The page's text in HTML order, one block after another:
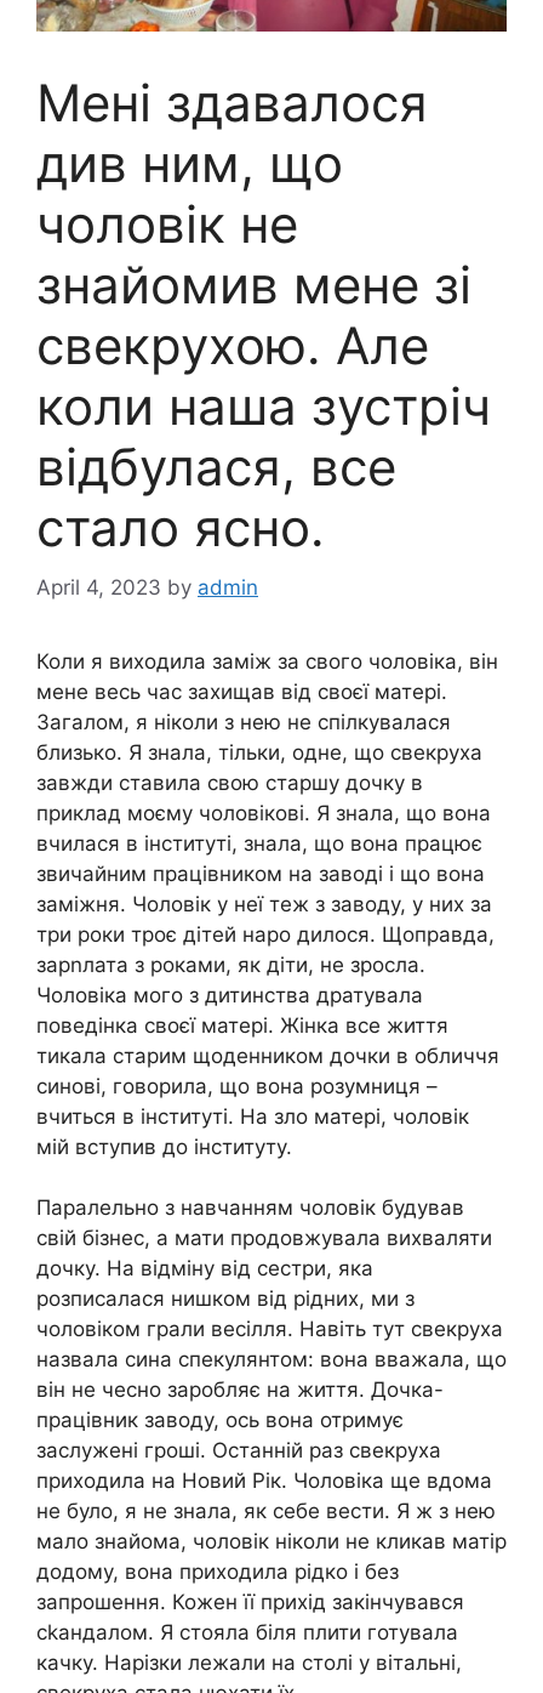
Мені здавалося
див ним, що
чоловік не
знайомив мене зі
свекрухою. Але
коли наша зустріч
відбулася, все
стало ясно.
April 4, 2023 by admin
Коли я виходила заміж за свого чоловіка, він
мене весь час захищав від своєї матері.
Загалом, я ніколи з нею не спілкувалася
близько. Я знала, тільки, одне, що свекруха
завжди ставила свою старшу дочку в
приклад моєму чоловікові. Я знала, що вона
вчилася в інституті, знала, що вона працює
звичайним працівником на заводі і що вона
заміжня. Чоловік у неї теж з заводу, у них за
три роки троє дітей наро дилося. Щоправда,
зарnлата з роками, як діти, не зросла.
Чоловіка мого з дитинства дратувала
поведінка своєї матері. Жінка все життя
тикала старим щоденником дочки в обличчя
синові, говорила, що вона розумниця –
вчиться в інституті. На зло матері, чоловік
мій вступив до інституту.
Паралельно з навчанням чоловік будував
свій бізнес, а мати продовжувала вихваляти
дочку. На відміну від сестри, яка
розписалася нишком від рідних, ми з
чоловіком грали весілля. Навіть тут свекруха
назвала сина спекулянтом: вона вважала, що
він не чесно заробляє на життя. Дочка-
працівник заводу, ось вона отримує
заслужені гроші. Останній раз свекруха
приходила на Новий Рік. Чоловіка ще вдома
не було, я не знала, як себе вести. Я ж з нею
мало знайома, чоловік ніколи не кликав матір
додому, вона приходила рідко і без
запрошення. Кожен її прихід закінчувався
сkандалом. Я стояла біля плити готувала
качку. Нарізки лежали на столі у вітальні,